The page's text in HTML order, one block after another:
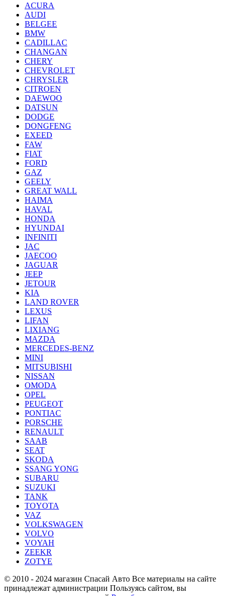
ACURA
AUDI
BELGEE
BMW
CADILLAC
CHANGAN
CHERY
CHEVROLET
CHRYSLER
CITROEN
DAEWOO
DATSUN
DODGE
DONGFENG
EXEED
FAW
FIAT
FORD
GAZ
GEELY
GREAT WALL
HAIMA
HAVAL
HONDA
HYUNDAI
INFINITI
JAC
JAECOO
JAGUAR
JEEP
JETOUR
KIA
LAND ROVER
LEXUS
LIFAN
LIXIANG
MAZDA
MERCEDES-BENZ
MINI
MITSUBISHI
NISSAN
OMODA
OPEL
PEUGEOT
PONTIAC
PORSCHE
RENAULT
SAAB
SEAT
SKODA
SSANG YONG
SUBARU
SUZUKI
TANK
TOYOTA
VAZ
VOLKSWAGEN
VOLVO
VOYAH
ZEEKR
ZOTYE
© 2010 - 2024 магазин Спасай Авто Все материалы на сайте
принадлежат администрации Пользуясь сайтом, вы